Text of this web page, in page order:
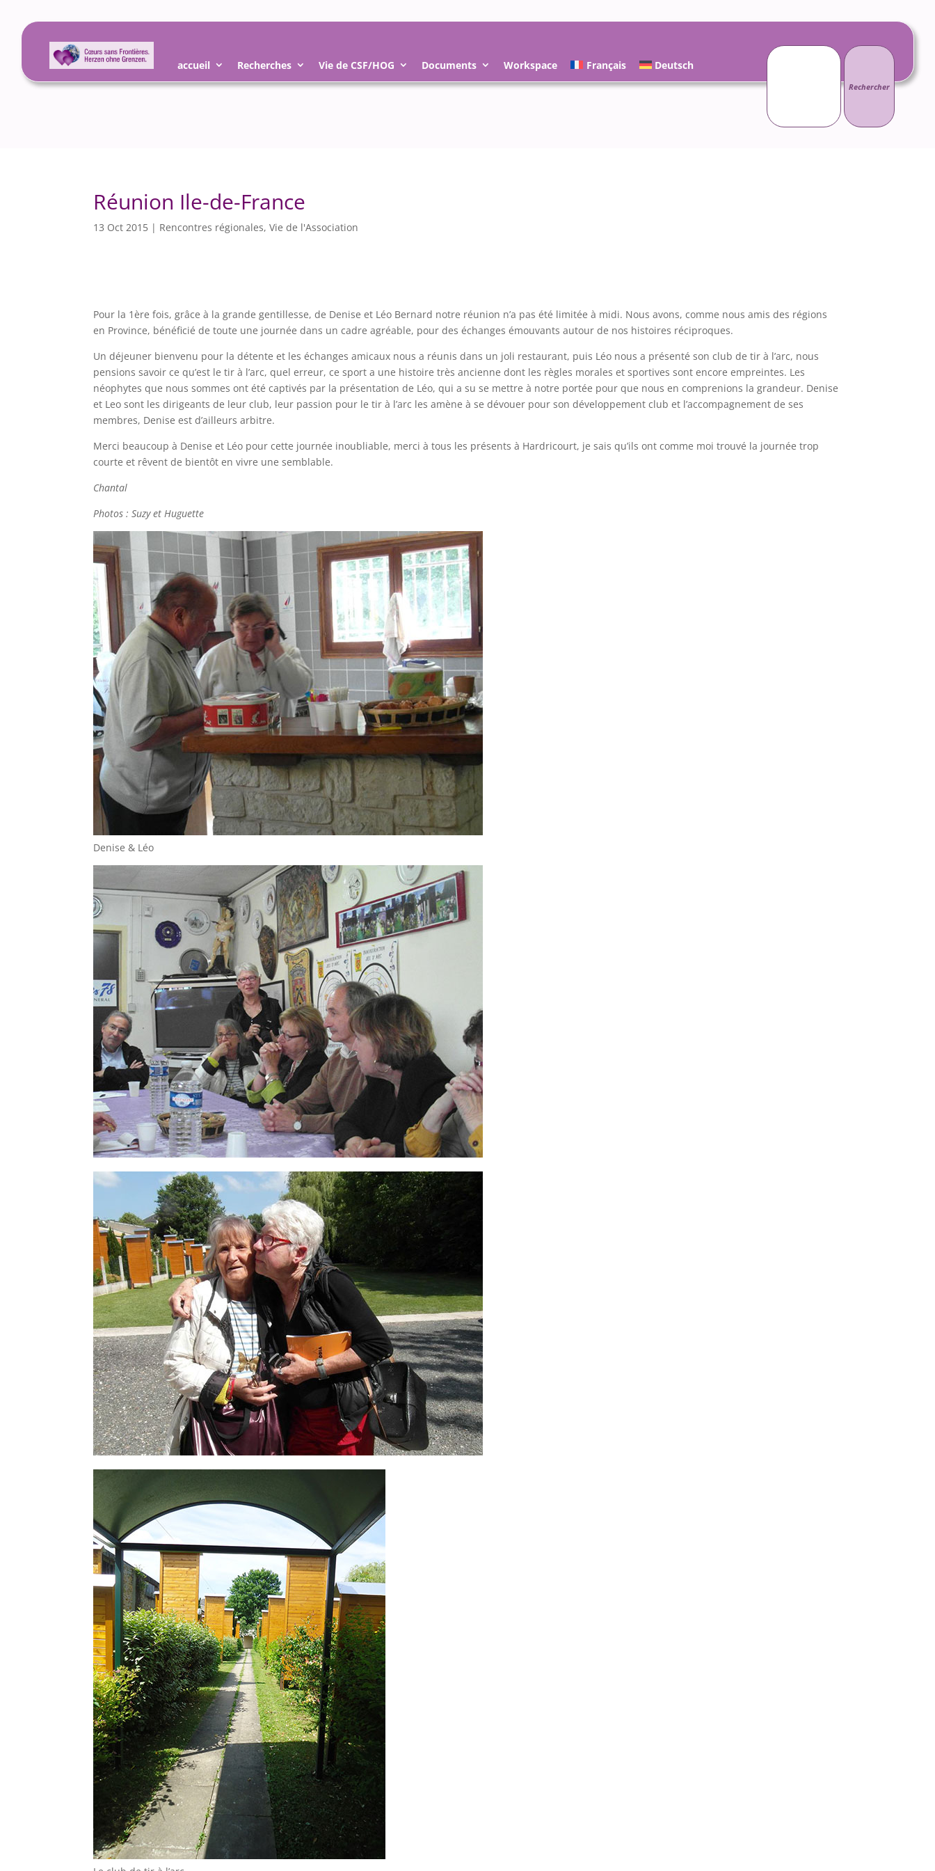
accueil Recherches Vie de CSF/HOG Documents Workspace Français Deutsch
Rechercher :
Réunion Ile-de-France
13 Oct 2015 | Rencontres régionales,Vie de l'Association
Pour la 1ère fois, grâce à la grande gentillesse, de Denise et Léo Bernard notre réunion n’a pas été limitée à midi. Nous avons, comme nous amis des régions
en Province, bénéficié de toute une journée dans un cadre agréable, pour des échanges émouvants autour de nos histoires réciproques.
Un déjeuner bienvenu pour la détente et les échanges amicaux nous a réunis dans un joli restaurant, puis Léo nous a présenté son club de tir à l’arc, nous
pensions savoir ce qu’est le tir à l’arc, quel erreur, ce sport a une histoire très ancienne dont les règles morales et sportives sont encore empreintes. Les
néophytes que nous sommes ont été captivés par la présentation de Léo, qui a su se mettre à notre portée pour que nous en comprenions la grandeur. Denise
et Leo sont les dirigeants de leur club, leur passion pour le tir à l’arc les amène à se dévouer pour son développement club et l’accompagnement de ses
membres, Denise est d’ailleurs arbitre.
Merci beaucoup à Denise et Léo pour cette journée inoubliable, merci à tous les présents à Hardricourt, je sais qu’ils ont comme moi trouvé la journée trop
courte et rêvent de bientôt en vivre une semblable.
Chantal
Photos : Suzy et Huguette
Denise & Léo